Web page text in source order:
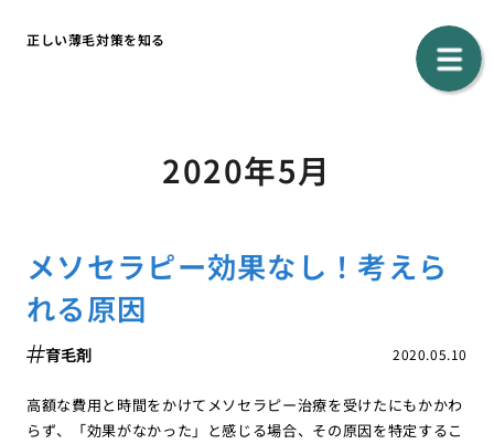
正しい薄毛対策を知る
2020年5月
メソセラピー効果なし！考えら
れる原因
2020.05.10
育毛剤
高額な費用と時間をかけてメソセラピー治療を受けたにもかかわ
らず、「効果がなかった」と感じる場合、その原因を特定するこ